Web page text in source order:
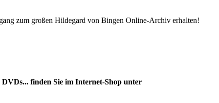
zum großen Hildegard von Bingen Online-Archiv erhalten!
finden Sie im Internet-Shop unter